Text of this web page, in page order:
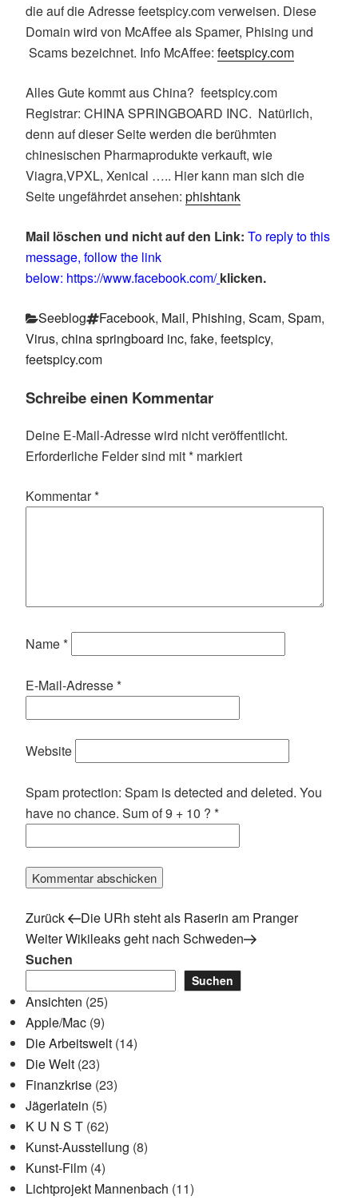
die auf die Adresse feetspicy.com verweisen. Diese
Domain wird von McAffee als Spamer, Phising und
Scams bezeichnet. Info McAffee: feetspicy.com
Alles Gute kommt aus China? feetspicy.com
Registrar: CHINA SPRINGBOARD INC. Natürlich,
denn auf dieser Seite werden die berühmten
chinesischen Pharmaprodukte verkauft, wie
Viagra,VPXL, Xenical ….. Hier kann man sich die
Seite ungefährdet ansehen: phishtank
Mail löschen und nicht auf den Link: To reply to this
message, follow the link
below: https://www.facebook.com/ klicken.
Kategorien
Seeblog Schlagwörter
Facebook, Mail, Phishing, Scam, Spam,
Virus, china springboard inc, fake, feetspicy,
feetspicy.com
Schreibe einen Kommentar
Deine E-Mail-Adresse wird nicht veröffentlicht.
Erforderliche Felder sind mit* markiert
Kommentar*
Name*
E-Mail-Adresse*
Website
Spam protection: Spam is detected and deleted. You
have no chance. Sum of 9 + 10 ? *
Beitragsnavigation
Vorheriger
Beitrag
Zurück
Die URh steht als Raserin am Pranger
Nächster
Beitrag
WeiterWikileaks geht nach Schweden
Suchen
Suchen
Ansichten (25)
Apple/Mac (9)
Die Arbeitswelt (14)
Die Welt (23)
Finanzkrise (23)
Jägerlatein (5)
K U N S T (62)
Kunst-Ausstellung (8)
Kunst-Film (4)
Lichtprojekt Mannenbach (11)